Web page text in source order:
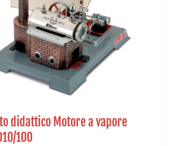
didattico Motore a vapore
100